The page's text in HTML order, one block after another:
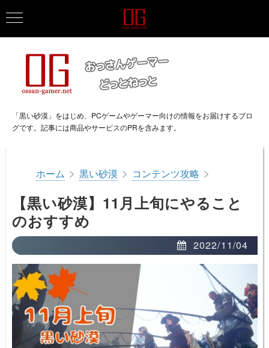
「黒い砂漠」をはじめ、PCゲームやゲーマー向けの情報をお届けするブロ
グです。記事には商品やサービスのPRを含みます。
ホーム > 黒い砂漠 > コンテンツ攻略 >
【黒い砂漠】11月上旬にやること
のおすすめ
2022/11/04